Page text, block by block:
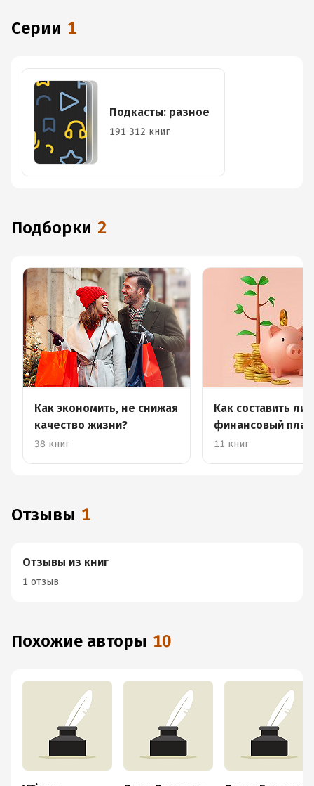
Серии 1
Подкасты: разное
191 312 книг
Подборки 2
Как экономить, не снижая
качество жизни?
38 книг
Как составить
финансовый план
11 книг
Отзывы 1
Отзывы из книг
1 отзыв
Похожие авторы 10